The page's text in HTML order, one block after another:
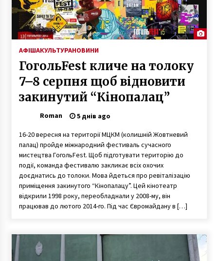
Під пам`ятний хрест, де були розстріли
Небесної сотні, від імені Зеленського
принесли квіти
6 років ago
Серце київської фотографії на Прорізній
7 років ago
Новий скандал на День Незалежності: сцену
5 років ago
Синоптики попередили про сніг та
ожеледицю в Києві
8 років ago
У Києві мінували концерт “Кварталу 95”
У затриманого п’яного водія автобуса
алкоголь у 10 разів перевищував норму
АФІШАКУЛЬТУРАНОВИНИ
ГогольFest кличе на толоку
7–8 серпня щоб відновити
закинутий “Кінопалац”
Roman 5 днів ago
16-20 вересня на території МЦКМ (колишній Жовтневий
палац) пройде міжнародний фестиваль сучасного
мистецтва ГогольFest. Щоб підготувати територію до
події, команда фестивалю закликає всіх охочих
доєднатись до толоки. Мова йдеться про ревіталізацію
приміщення закинутого “Кінопалацу”. Цей кінотеатр
відкрили 1998 року, переобладнали у 2008-му, він
працював до лютого 2014-го. Під час Євромайдану в […]